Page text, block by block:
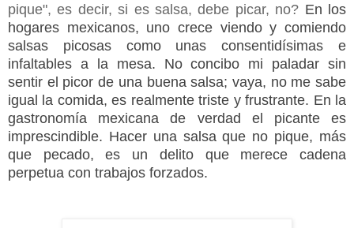
pique", es decir, si es salsa, debe picar, no? En los
hogares mexicanos, uno crece viendo y comiendo
salsas picosas como unas consentidísimas e
infaltables a la mesa. No concibo mi paladar sin
sentir el picor de una buena salsa; vaya, no me sabe
igual la comida, es realmente triste y frustrante. En la
gastronomía mexicana de verdad el picante es
imprescindible. Hacer una salsa que no pique, más
que pecado, es un delito que merece cadena
perpetua con trabajos forzados.